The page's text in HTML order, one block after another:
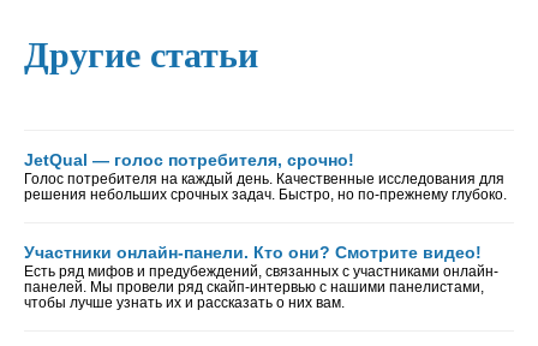
Другие статьи
JetQual — голос потребителя, срочно!
Голос потребителя на каждый день. Качественные исследования для
решения небольших срочных задач. Быстро, но по-прежнему глубоко.
Участники онлайн-панели. Кто они? Смотрите видео!
Есть ряд мифов и предубеждений, связанных с участниками онлайн-
панелей. Мы провели ряд скайп-интервью с нашими панелистами,
чтобы лучше узнать их и рассказать о них вам.